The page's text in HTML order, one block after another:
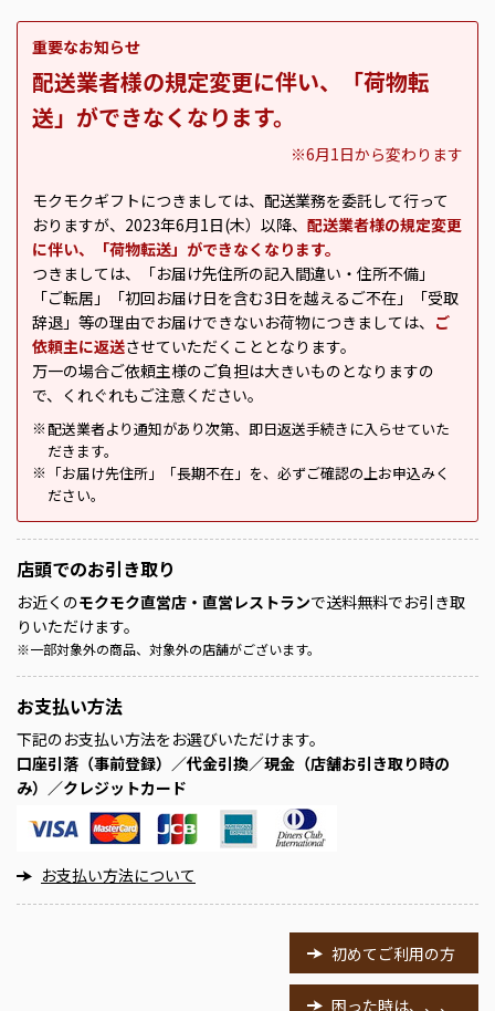
重要なお知らせ
配送業者様の規定変更に伴い、「荷物転
送」ができなくなります。
※6月1日から変わります
モクモクギフトにつきましては、配送業務を委託して行って
おりますが、2023年6月1日(木）以降、 配送業者様の規定変更
に伴い、「荷物転送」ができなくなります。
つきましては、「お届け先住所の記入間違い・住所不備」
「ご転居」「初回お届け日を含む3日を越えるご不在」「受取
辞退」等の理由でお届けできないお荷物につきましては、 ご
依頼主に返送させていただくこととなります。
万一の場合ご依頼主様のご負担は大きいものとなりますの
で、くれぐれもご注意ください。
※ 配送業者より通知があり次第、即日返送手続きに入らせていた
だきます。
※
「お届け先住所」「長期不在」を、必ずご確認の上お申込みく
ださい。
店頭でのお引き取り
お近くのモクモク直営店・直営レストランで送料無料でお引き取
りいただけます。
※一部対象外の商品、対象外の店舗がございます。
お支払い方法
下記のお支払い方法をお選びいただけます。
口座引落（事前登録）／代金引換／現金（店舗お引き取り時の
み）／クレジットカード
お支払い方法について
初めてご利用の方
困った時は、、、